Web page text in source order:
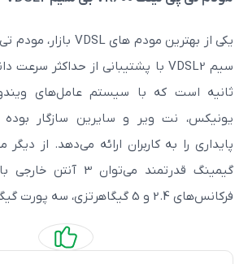
یکی از بهترین مودم های VDSL بازار، مودم تی پی لینک VR600 بی
سيم VDSL2 با پشتیبانی از حداکثر سرعت دانلود 1600 مگابیت بر
سیستم عامل‌های ویندوز، لینوکس، مکس،
و سایرین سازگار بوده و اتصالات بی‌سیم
ارائه می‌دهد. از دیگر مشخصات این مودم
گیمینگ قدرتمند می‌توان 3 آنتن خارجی با قدرت آنتن 3dBi،